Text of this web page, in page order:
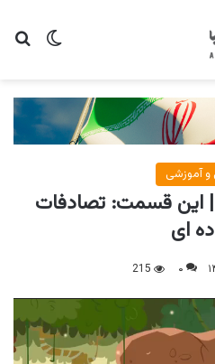
تغییر
و آموزشی
| این قسمت: تصادفات
ای
۰ 215